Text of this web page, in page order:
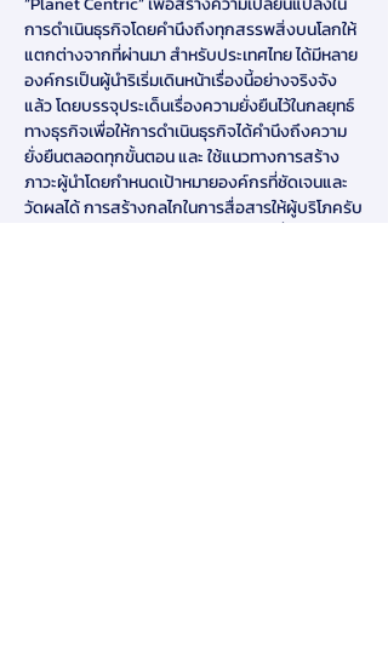
การดำเนินธุรกิจโดยคำนึงถึงทุกสรรพสิ่งบนโลกให้
แตกต่างจากที่ผ่านมา สำหรับประเทศไทย ได้มีหลาย
องค์กรเป็นผู้นำริเริ่มเดินหน้าเรื่องนี้อย่างจริงจัง
แล้ว โดยบรรจุประเด็นเรื่องความยั่งยืนไว้ในกลยุทธ์
ทางธุรกิจเพื่อให้การดำเนินธุรกิจได้คำนึงถึงความ
ยั่งยืนตลอดทุกขั้นตอน และ ใช้แนวทางการสร้าง
ภาวะผู้นำโดยกำหนดเป้าหมายองค์กรที่ชัดเจนและ
วัดผลได้ การสร้างกลไกในการสื่อสารให้ผู้บริโภครับ